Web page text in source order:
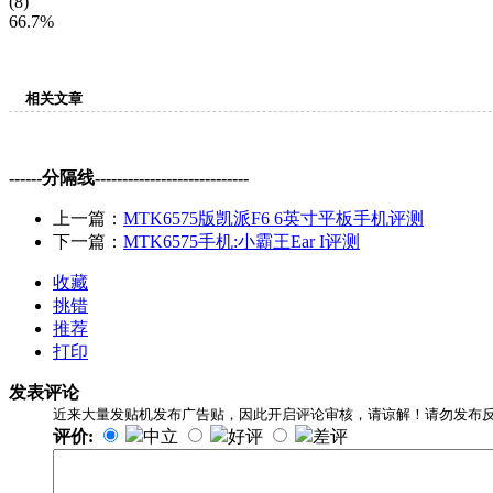
66.7%
相关文章
------分隔线----------------------------
上一篇： MTK6575版凯派F6 6英寸平板手机评测
下一篇： MTK6575手机:小霸王Ear I评测
收藏
挑错
推荐
打印
发表评论
近来大量发贴机发布广告贴，因此开启评论审核，请谅解！请勿发布
评价: 中立 好评 差评